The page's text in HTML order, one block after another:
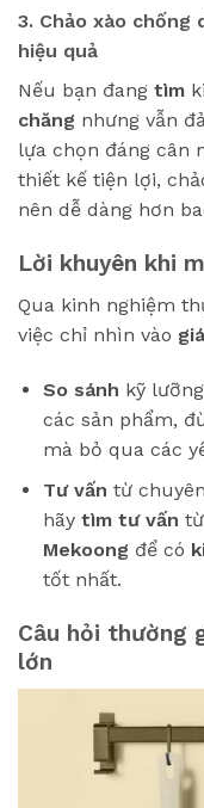
3. Chảo xào chống
hiệu quả
Nếu bạn đang tìm
chăng nhưng vẫn
lựa chọn đáng cân
thiết kế tiện lợi,
nên dễ dàng hơn
Lời khuyên khi
Qua kinh nghiệm
việc chỉ nhìn vào
So sánh kỹ
các sản phẩm,
mà bỏ qua các
Tư vấn từ
hãy tìm tư vấn
Mekoong để có
tốt nhất.
Câu hỏi thường
lớn